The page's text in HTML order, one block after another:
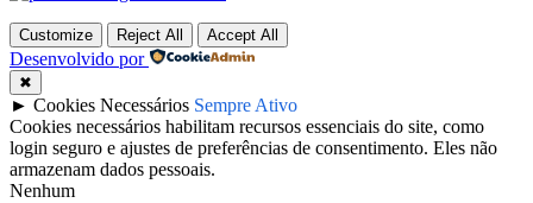
Customize Reject All Accept All
Desenvolvido por
✖
► Cookies Necessários Sempre Ativo
Cookies necessários habilitam recursos essenciais do site, como
login seguro e ajustes de preferências de consentimento. Eles não
armazenam dados pessoais.
Nenhum